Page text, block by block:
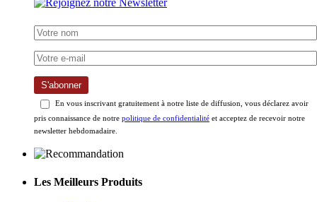
S'abonner
En vous inscrivant gratuitement à notre liste de diffusion, vous déclarez avoir
pris connaissance de notre politique de confidentialité et acceptez de recevoir notre
newsletter hebdomadaire.
Les Meilleurs Produits